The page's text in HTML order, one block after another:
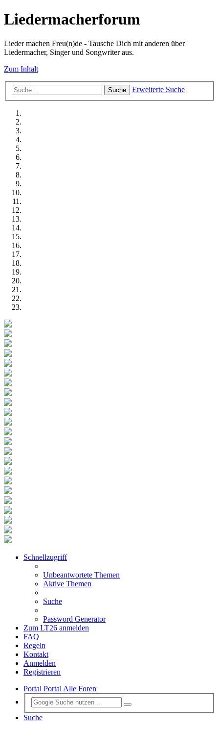
Liedermacherforum
Lieder machen Freu(n)de - Tausche Dich mit anderen über
Liedermacher, Singer und Songwriter aus.
Zum Inhalt
Suche Erweiterte Suche
Schnellzugriff
Unbeantwortete Themen
Aktive Themen
Suche
Password Generator
Zum LT26 anmelden
FAQ
Regeln
Kontakt
Anmelden
Registrieren
Portal PortalAlle Foren
Suche